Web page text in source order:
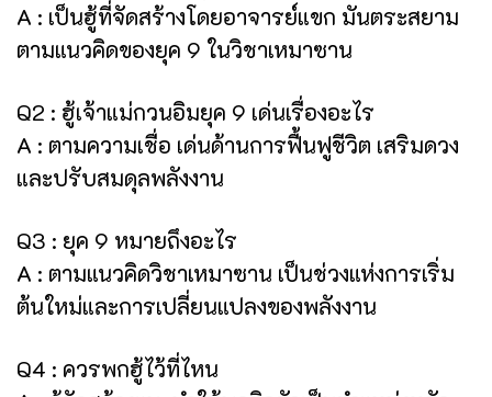
A : เป็นฮู้ที่จัดสร้างโดยอาจารย์แขก มันตระสยาม
ตามแนวคิดของยุค 9 ในวิชาเหมาซาน
Q2 : ฮู้เจ้าแม่กวนอิมยุค 9 เด่นเรื่องอะไร
A : ตามความเชื่อ เด่นด้านการฟื้นฟูชีวิต เสริมดวง
และปรับสมดุลพลังงาน
Q3 : ยุค 9 หมายถึงอะไร
A : ตามแนวคิดวิชาเหมาซาน เป็นช่วงแห่งการเริ่ม
ต้นใหม่และการเปลี่ยนแปลงของพลังงาน
Q4 : ควรพกฮู้ไว้ที่ไหน